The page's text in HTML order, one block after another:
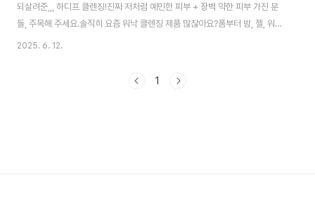
되살려준,,, 하디프 클렌징!진짜 저처럼 예민한 피부 + 장벽 약한 피부 가진 분
들, 주목해 주세요.솔직히 요즘 워낙 클렌징 제품 많잖아요?폼부터 밤, 젤, 워터
까지… 근데 세안만 하면 당기고 붉어지고 😭“나 진짜 뭐 잘못했나…” 그런데
2025. 6. 12.
1